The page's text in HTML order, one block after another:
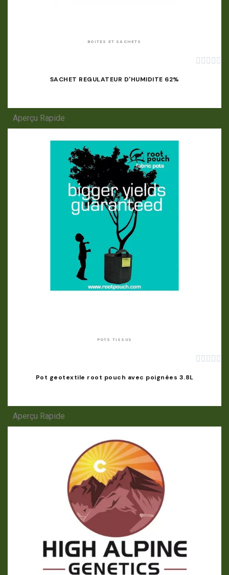
BOITES ET SACHETS
    
SACHET REGULATEUR D'HUMIDITE 62%
Aperçu Rapide
POTS TISSUS
    
Pot geotextile root pouch avec poignées 3.8L
Aperçu Rapide